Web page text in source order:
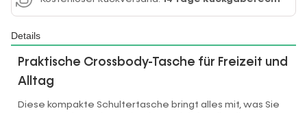
Details
Praktische Crossbody-Tasche für Freizeit und
Alltag
Diese kompakte Schultertasche bringt alles mit, was Sie